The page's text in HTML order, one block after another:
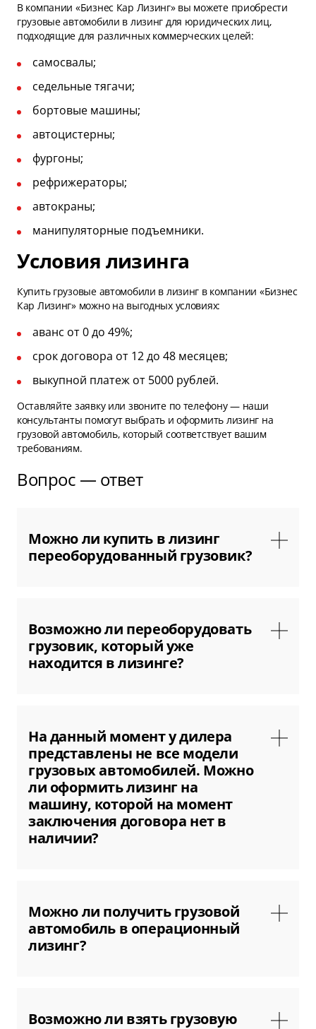
В компании «Бизнес Кар Лизинг» вы можете приобрести
грузовые автомобили в лизинг для юридических лиц,
подходящие для различных коммерческих целей:
самосвалы;
седельные тягачи;
бортовые машины;
автоцистерны;
фургоны;
рефрижераторы;
автокраны;
манипуляторные подъемники.
Условия лизинга
Купить грузовые автомобили в лизинг в компании «Бизнес
Кар Лизинг» можно на выгодных условиях:
аванс от 0 до 49%;
срок договора от 12 до 48 месяцев;
выкупной платеж от 5000 рублей.
Оставляйте заявку или звоните по телефону — наши
консультанты помогут выбрать и оформить лизинг на
грузовой автомобиль, который соответствует вашим
требованиям.
Вопрос — ответ
Можно ли купить в лизинг
переоборудованный грузовик?
случае мы выкупаем переоборудованный
грузовой автомобиль и передаем его клиенту в
лизинг.
Возможно ли переоборудовать
грузовик, который уже
находится в лизинге?
На данный момент у дилера
представлены не все модели
грузовых автомобилей. Можно
ли оформить лизинг на
машину, которой на момент
заключения договора нет в
наличии?
случае лизинговая компания авансирует
поставщика под заказ нужной вам модели.
Уточняйте у менеджеров ООО «Бизнес Кар
Можно ли получить грузовой
автомобиль в операционный
лизинг?
машины и коммерческую технику массой до 3,5
Возможно ли взять грузовую